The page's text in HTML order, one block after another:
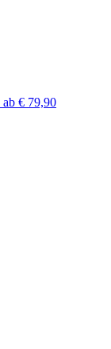
ab € 79,90